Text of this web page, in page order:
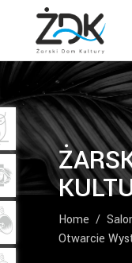
Home /
Otwarcie